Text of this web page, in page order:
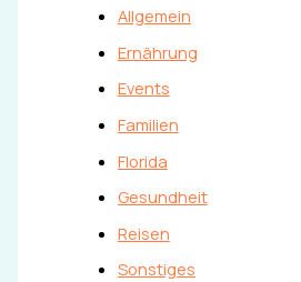
Allgemein
Ernährung
Events
Familien
Florida
Gesundheit
Reisen
Sonstiges